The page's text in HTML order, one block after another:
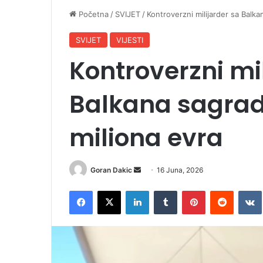
Početna / SVIJET / Kontroverzni milijarder sa
SVIJET VIJESTI
Kontroverzni
Balkana
miliona evra
Goran Dakic
a
16 Juna, 2026